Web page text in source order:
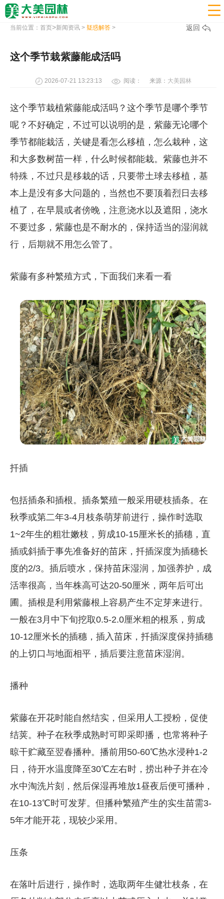

当前位置： 首页>新闻资讯> 疑惑解答> 返回
这个季节栽紫藤能成活吗
2026-07-21 13:23:13 阅读： 来源： 大美园林
这个季节栽植紫藤能成活吗？这个季节是哪个季节
呢？不好确定，不过可以说明的是，紫藤无论哪个
季节都能栽活，关键是看怎么移植，怎么栽种，这
和大多数树苗一样，什么时候都能栽。紫藤也并不
特殊，不过只是移栽的话，只要带土球去移植，基
本上是没有多大问题的，当然也不要顶着烈日去移
植了，在早晨或者傍晚，注意浇水以及遮阳，浇水
不要过多，紫藤也是不耐水的，保持适当的湿润就
行，后期就不用怎么管了。
紫藤有多种繁殖方式，下面我们来看一看
扦插
包括插条和插根。插条繁殖一般采用硬枝插条。在
秋季或第二年3-4月枝条萌芽前进行，操作时选取
1~2年生的粗壮嫩枝，剪成10-15厘米长的插穗，直
插或斜插于事先准备好的苗床，扦插深度为插穗长
度的2/3。插后喷水，保持苗床湿润，加强养护，成
活率很高，当年株高可达20-50厘米，两年后可出
圃。插根是利用紫藤根上容易产生不定芽来进行。
一般在3月中下旬挖取0.5-2.0厘米粗的根系，剪成
10-12厘米长的插穗，插入苗床，扦插深度保持插穗
的上切口与地面相平，插后要注意苗床湿润。
播种
紫藤在开花时能自然结实，但采用人工授粉，促使
结荚。种子在秋季成熟时可即采即播，也常将种子
晾干贮藏至翌春播种。播前用50-60℃热水浸种1-2
日，待开水温度降至30℃左右时，捞出种子并在冷
水中淘洗片刻，然后保湿再堆放1昼夜后便可播种，
在10-13℃时可发芽。但播种繁殖产生的实生苗需3-
5年才能开花，现较少采用。
压条
在落叶后进行，操作时，选取两年生健壮枝条，在